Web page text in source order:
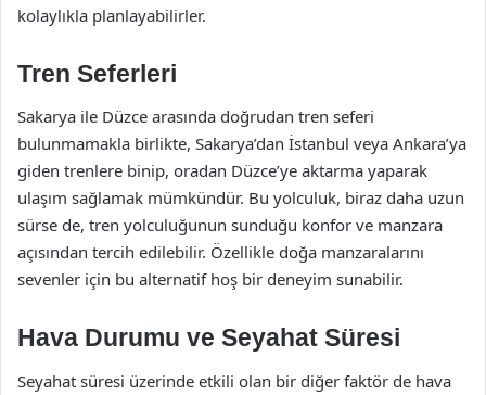
kolaylıkla planlayabilirler.
Tren Seferleri
Sakarya ile Düzce arasında doğrudan tren seferi
bulunmamakla birlikte, Sakarya’dan İstanbul veya Ankara’ya
giden trenlere binip, oradan Düzce’ye aktarma yaparak
ulaşım sağlamak mümkündür. Bu yolculuk, biraz daha uzun
sürse de, tren yolculuğunun sunduğu konfor ve manzara
açısından tercih edilebilir. Özellikle doğa manzaralarını
sevenler için bu alternatif hoş bir deneyim sunabilir.
Hava Durumu ve Seyahat Süresi
Seyahat süresi üzerinde etkili olan bir diğer faktör de hava